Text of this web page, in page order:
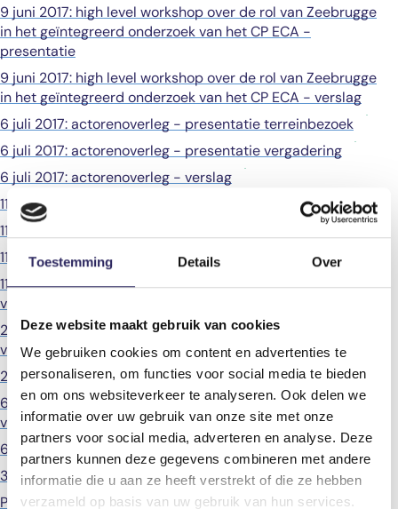
Toestemming Details Over
Deze website maakt gebruik van cookies
We gebruiken cookies om content en advertenties te
personaliseren, om functies voor social media te bieden
en om ons websiteverkeer te analyseren. Ook delen we
informatie over uw gebruik van onze site met onze
partners voor social media, adverteren en analyse. Deze
partners kunnen deze gegevens combineren met andere
informatie die u aan ze heeft verstrekt of die ze hebben
verzameld op basis van uw gebruik van hun services.
9 juni 2017: high level workshop over de rol van Zeebrugge
in het geïntegreerd onderzoek van het CP ECA -
presentatie
9 juni 2017: high level workshop over de rol van Zeebrugge
in het geïntegreerd onderzoek van het CP ECA - verslag
6 juli 2017: actorenoverleg - presentatie terreinbezoek
6 juli 2017: actorenoverleg - presentatie vergadering
6 juli 2017: actorenoverleg - verslag
11 oktober 2017: actorenoverleg - voorbereidende nota
11 oktober 2017: actorenoverleg - presentatie vergadering
11 oktober 2017: actorenoverleg - verslag
11 oktober 2017: actorenoverleg - antwoordennota
veiligheid
29 november 2017: actorenoverleg - presentatie
vergadering
29 november 2017: actorenoverleg - verslag
6 december 2017: actorenoverleg - presentatie
vergadering
6 december 2017: actorenoverleg - verslag
31 januari 2018: actorenoverleg - algemene presentatie
Presentaties inleiders debatsessies - sessie A: S-MER -